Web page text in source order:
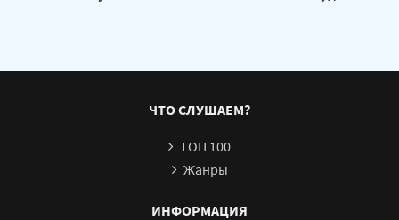
ЧТО СЛУШАЕМ?
ТОП 100
Жанры
ИНФОРМАЦИЯ